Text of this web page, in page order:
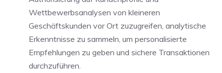
Wettbewerbsanalysen von kleineren
Geschäftskunden vor Ort zuzugreifen, analytische
Erkenntnisse zu sammeln, um personalisierte
Empfehlungen zu geben und sichere Transaktionen
durchzuführen.